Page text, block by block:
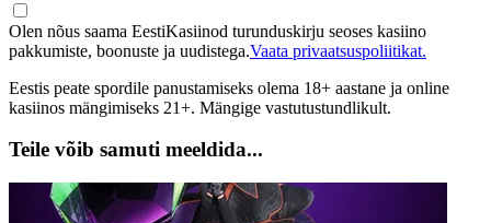
Olen nõus saama EestiKasiinod turunduskirju seoses kasiino
pakkumiste, boonuste ja uudistega.Vaata privaatsuspoliitikat.
Eestis peate spordile panustamiseks olema 18+ aastane ja online
kasiinos mängimiseks 21+. Mängige vastutustundlikult.
Teile võib samuti meeldida...